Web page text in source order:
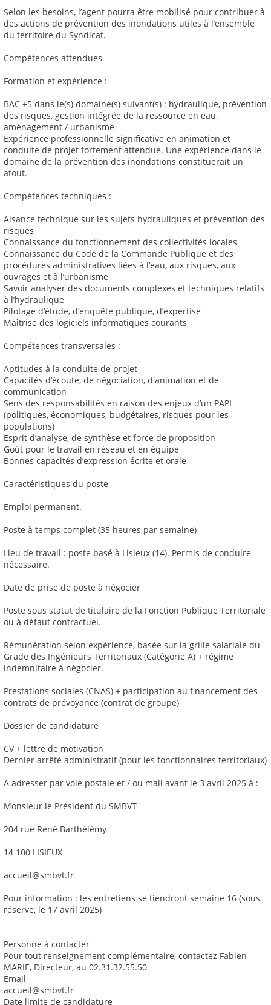
Selon les besoins, l’agent pourra être mobilisé pour contribuer à
des actions de prévention des inondations utiles à l’ensemble
du territoire du Syndicat.
Compétences attendues
Formation et expérience :
BAC +5 dans le(s) domaine(s) suivant(s) : hydraulique, prévention
des risques, gestion intégrée de la ressource en eau,
aménagement / urbanisme
Expérience professionnelle significative en animation et
conduite de projet fortement attendue. Une expérience dans le
domaine de la prévention des inondations constituerait un
atout.
Compétences techniques :
Aisance technique sur les sujets hydrauliques et prévention des
risques
Connaissance du fonctionnement des collectivités locales
Connaissance du Code de la Commande Publique et des
procédures administratives liées à l’eau, aux risques, aux
ouvrages et à l’urbanisme
Savoir analyser des documents complexes et techniques relatifs
à l’hydraulique
Pilotage d’étude, d’enquête publique, d’expertise
Maîtrise des logiciels informatiques courants
Compétences transversales :
Aptitudes à la conduite de projet
Capacités d’écoute, de négociation, d'animation et de
communication
Sens des responsabilités en raison des enjeux d’un PAPI
(politiques, économiques, budgétaires, risques pour les
populations)
Esprit d’analyse, de synthèse et force de proposition
Goût pour le travail en réseau et en équipe
Bonnes capacités d’expression écrite et orale
Caractéristiques du poste
Emploi permanent.
Poste à temps complet (35 heures par semaine)
Lieu de travail : poste basé à Lisieux (14). Permis de conduire
nécessaire.
Date de prise de poste à négocier
Poste sous statut de titulaire de la Fonction Publique Territoriale
ou à défaut contractuel.
Rémunération selon expérience, basée sur la grille salariale du
Grade des Ingénieurs Territoriaux (Catégorie A) + régime
indemnitaire à négocier.
Prestations sociales (CNAS) + participation au financement des
contrats de prévoyance (contrat de groupe)
Dossier de candidature
CV + lettre de motivation
Dernier arrêté administratif (pour les fonctionnaires territoriaux)
A adresser par voie postale et / ou mail avant le 3 avril 2025 à :
Monsieur le Président du SMBVT
204 rue René Barthélémy
14 100 LISIEUX
accueil@smbvt.fr
Pour information : les entretiens se tiendront semaine 16 (sous
réserve, le 17 avril 2025)
Personne à contacter
Pour tout renseignement complémentaire, contactez Fabien
MARIE, Directeur, au 02.31.32.55.50
Email
accueil@smbvt.fr
Date limite de candidature